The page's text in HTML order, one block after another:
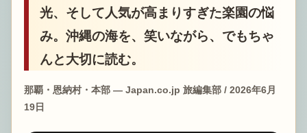
光、そして人気が高まりすぎた楽園の悩
み。沖縄の海を、笑いながら、でもちゃ
んと大切に読む。
那覇・恩納村・本部 — Japan.co.jp 旅編集部 / 2026年6月
19日